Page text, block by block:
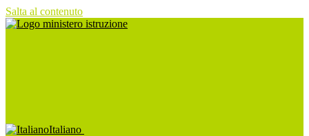
Salta al contenuto
Italiano